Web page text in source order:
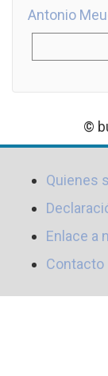
Antonio
©
Quienes
Enlace a
Contacto